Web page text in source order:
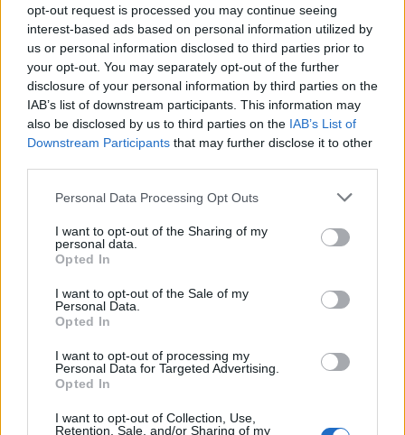
opt-out request is processed you may continue seeing
interest-based ads based on personal information utilized by
us or personal information disclosed to third parties prior to
your opt-out. You may separately opt-out of the further
disclosure of your personal information by third parties on the
IAB’s list of downstream participants. This information may
also be disclosed by us to third parties on the IAB’s List of
Downstream Participants that may further disclose it to other
Personal Data Processing Opt Outs
I want to opt-out of the Sharing of my
personal data.
Opted In
I want to opt-out of the Sale of my
Personal Data.
Opted In
I want to opt-out of processing my
Personal Data for Targeted Advertising.
Opted In
I want to opt-out of Collection, Use,
Retention, Sale, and/or Sharing of my
Η Chery επενδύει 75 εκατ. δολάρια στην KG Mobility
Το FIAT 500 Hybrid τώρα από
18.990 ευρώ
Ατρόμητος και Novibet
συνεχίζουν μαζί: Ανανέωση της
18η συνεχόμενη χρονιά για τον ΟΤΕ στη διεθνή σειρά δεικτών
FTSE4Good
πύλες του σε όλους